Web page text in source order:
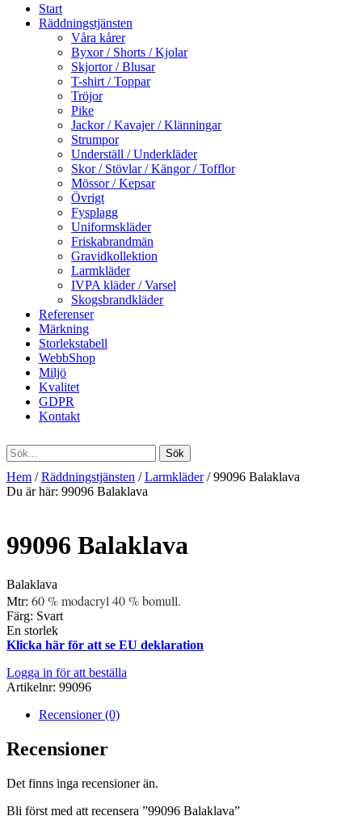
Start
Räddningstjänsten
Våra kårer
Byxor / Shorts / Kjolar
Skjortor / Blusar
T-shirt / Toppar
Tröjor
Pike
Jackor / Kavajer / Klänningar
Strumpor
Underställ / Underkläder
Skor / Stövlar / Kängor / Tofflor
Mössor / Kepsar
Övrigt
Fysplagg
Uniformskläder
Friskabrandmän
Gravidkollektion
Larmkläder
IVPA kläder / Varsel
Skogsbrandkläder
Referenser
Märkning
Storlekstabell
WebbShop
Miljö
Kvalitet
GDPR
Kontakt
Hem /Räddningstjänsten /Larmkläder/ 99096 Balaklava
Du är här: 99096 Balaklava
99096 Balaklava
Balaklava
Mtr: 60 % modacryl 40 % bomull.
Färg: Svart
En storlek
Klicka här för att se EU deklaration
Logga in för att beställa
Artikelnr: 99096
Recensioner (0)
Recensioner
Det finns inga recensioner än.
Bli först med att recensera ”99096 Balaklava”